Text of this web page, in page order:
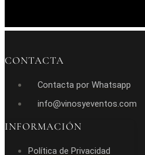
CONTACTA
Contacta por Whatsapp
info@vinosyeventos.com
INFORMACIÓN
Política de Privacidad